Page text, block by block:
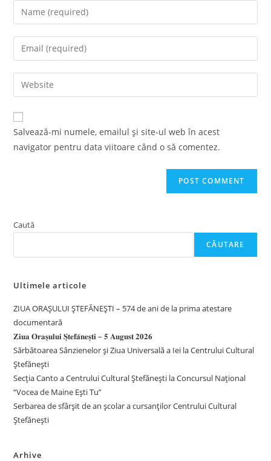
Enter
your
name
comment
Enter
your
email
address
comment
Enter
your
website
URL
Salvează-mi numele, emailul și site-ul web în acest
navigator pentru data viitoare când o să comentez.
Caută
CĂUTARE
Ultimele articole
ZIUA ORAȘULUI ȘTEFĂNEȘTI – 574 de ani de la prima atestare
documentară
𝐙𝐢𝐮𝐚 𝐎𝐫𝐚𝐬̦𝐮𝐥𝐮𝐢 𝐒̦𝐭𝐞𝐟𝐚̆𝐧𝐞𝐬̦𝐭𝐢 – 𝟓 𝐀𝐮𝐠𝐮𝐬𝐭 𝟐𝟎𝟐𝟔
Sărbătoarea Sânzienelor și Ziua Universală a Iei la Centrului Cultural
Ștefănești
Secția Canto a Centrului Cultural Ștefănești la Concursul Național
“Vocea de Maine Ești Tu”
Serbarea de sfârșit de an școlar a cursanților Centrului Cultural
Ștefănești
Arhive